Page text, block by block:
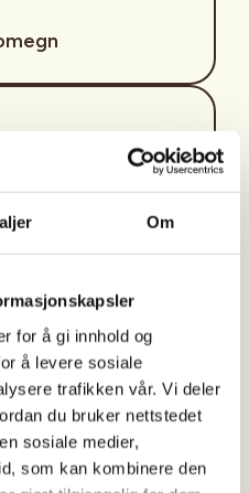
Om
for å gi innhold og
å levere sosiale
trafikken vår. Vi deler
du bruker nettstedet
sosiale medier,
som kan kombinere den
annenhver tirsdag
er for klatrere
tirsdagsklatringen
utendørs klatrefelt. Ta
alene og finn nye